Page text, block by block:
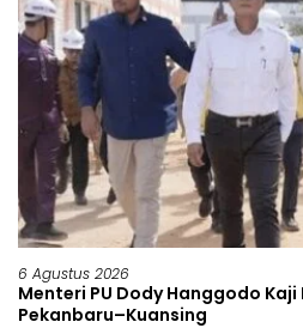
6 Agustus 2026
Menteri PU Dody Hanggodo
Pekanbaru–Kuansing